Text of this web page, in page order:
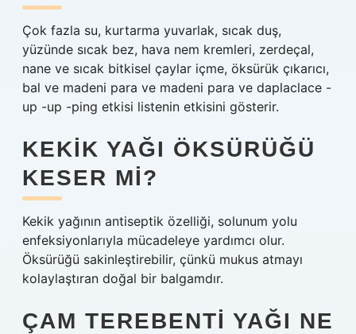
Çok fazla su, kurtarma yuvarlak, sıcak duş,
yüzünde sıcak bez, hava nem kremleri, zerdeçal,
nane ve sıcak bitkisel çaylar içme, öksürük çıkarıcı,
bal ve madeni para ve madeni para ve daplaclace -
up -up -ping etkisi listenin etkisini gösterir.
KEKIK YAĞI ÖKSÜRÜĞÜ
KESER MI?
Kekik yağının antiseptik özelliği, solunum yolu
enfeksiyonlarıyla mücadeleye yardımcı olur.
Öksürüğü sakinleştirebilir, çünkü mukus atmayı
kolaylaştıran doğal bir balgamdır.
ÇAM TEREBENTI YAĞI NE